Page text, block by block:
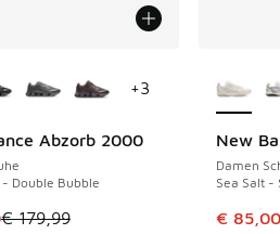
Abzorb 2000
Double Bubble
ist im Sale. Der Preis ist von
€ 179,99
+3
New
Damen
Sea Salt -
Dieser
€
SPARE